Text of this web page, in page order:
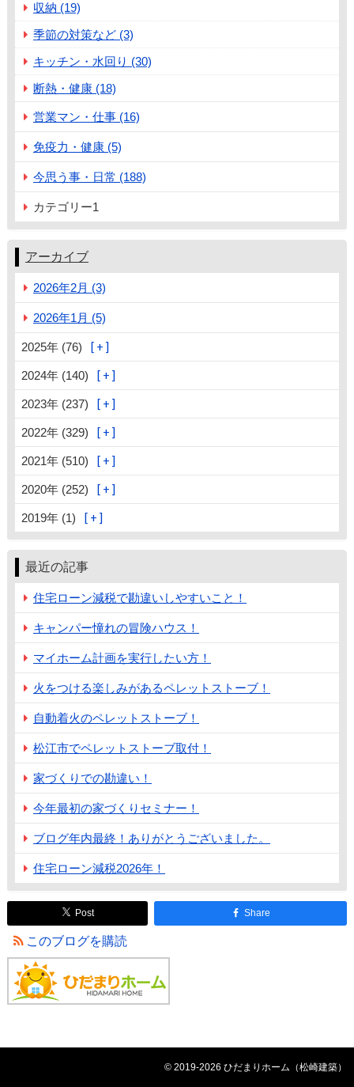
収納 (19)
季節の対策など (3)
キッチン・水回り (30)
断熱・健康 (18)
営業マン・仕事 (16)
免疫力・健康 (5)
今思う事・日常 (188)
カテゴリー1
アーカイブ
2026年2月 (3)
2026年1月 (5)
2025年 (76)
2024年 (140)
2023年 (237)
2022年 (329)
2021年 (510)
2020年 (252)
2019年 (1)
最近の記事
住宅ローン減税で勘違いしやすいこと！
キャンパー憧れの冒険ハウス！
マイホーム計画を実行したい方！
火をつける楽しみがあるペレットストーブ！
自動着火のペレットストーブ！
松江市でペレットストーブ取付！
家づくりでの勘違い！
今年最初の家づくりセミナー！
ブログ年内最終！ありがとうございました。
住宅ローン減税2026年！
Post Share
このブログを購読
© 2019-2026 ひだまりホーム（松崎建築）